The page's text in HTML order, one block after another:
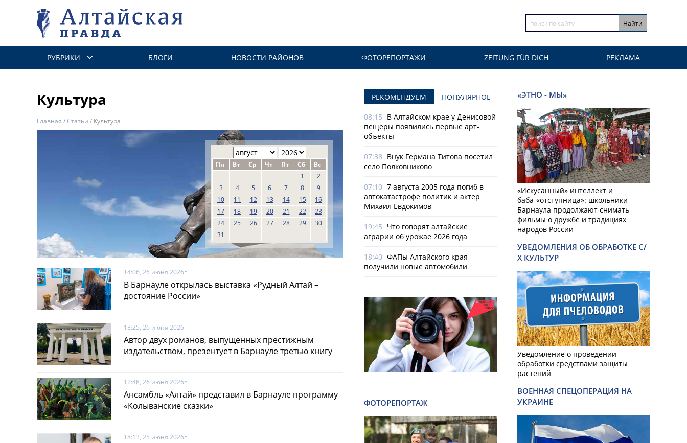
РУБРИКИ БЛОГИ НОВОСТИ РАЙОНОВ ФОТОРЕПОРТАЖИ ZEITUNG FÜR DICH РЕКЛАМА
Культура
Главная /Статьи / Культура
Пн Вт Ср Чт Пт Сб
Вс
1
2
3
4 5 6 7 8
9
10
11 12 13 14 15
16
17
18 19 20 21 22
23
24
25 26 27 28 29
30
31
14:06, 26 июня 2026г
В Барнауле открылась выставка «Рудный Алтай –
достояние России»
13:25, 26 июня 2026г
Автор двух романов, выпущенных престижным
издательством, презентует в Барнауле третью книгу
12:48, 26 июня 2026г
Ансамбль «Алтай» представил в Барнауле программу
«Колыванские сказки»
18:13, 25 июня 2026г
РЕКОМЕНДУЕМ ПОПУЛЯРНОЕ
08:15 В Алтайском крае у Денисовой
пещеры появились первые арт-
объекты
07:38 Внук Германа Титова посетил
село Полковниково
07:10 7 августа 2005 года погиб в
автокатастрофе политик и актер
Михаил Евдокимов
19:45 Что говорят алтайские
аграрии об урожае 2026 года
18:40 ФАПы Алтайского края
получили новые автомобили
ФОТОРЕПОРТАЖ
«ЭТНО - МЫ»
«Искусанный» интеллект и
баба-«отступница»: школьники
Барнаула продолжают снимать
фильмы о дружбе и традициях
народов России
УВЕДОМЛЕНИЯ ОБ ОБРАБОТКЕ С/
Х КУЛЬТУР
Уведомление о проведении
обработки средствами защиты
растений
ВОЕННАЯ СПЕЦОПЕРАЦИЯ НА
УКРАИНЕ